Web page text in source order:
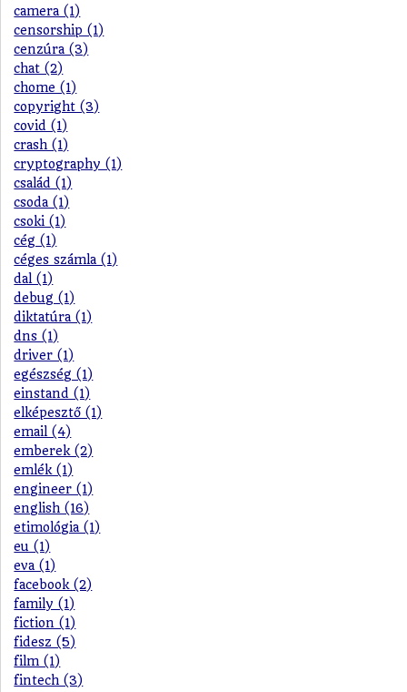
camera (1)
censorship (1)
cenzúra (3)
chat (2)
chome (1)
copyright (3)
covid (1)
crash (1)
cryptography (1)
család (1)
csoda (1)
csoki (1)
cég (1)
céges számla (1)
dal (1)
debug (1)
diktatúra (1)
dns (1)
driver (1)
egészség (1)
einstand (1)
elképesztő (1)
email (4)
emberek (2)
emlék (1)
engineer (1)
english (16)
etimológia (1)
eu (1)
eva (1)
facebook (2)
family (1)
fiction (1)
fidesz (5)
film (1)
fintech (3)